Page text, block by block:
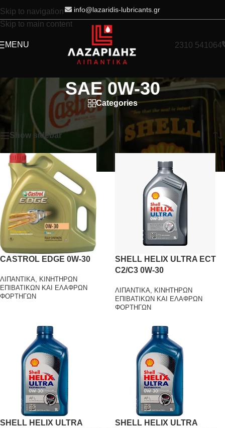
Skip to navigation
Skip to main content
info@lazaridis-lubricants.gr
MENU 2310 541064
SAE 0W-30
Categories
Home
Product ΙΞΩΔΕΣ/SAE 0W-30 Showing all 4 results
Show sidebar
CASTROL EDGE 0W-30
ΛΙΠΑΝΤΙΚΑ, ΚΙΝΗΤΗΡΩΝ
ΕΠΙΒΑΤΙΚΩΝ ΚΑΙ ΕΛΑΦΡΩΝ
ΦΟΡΤΗΓΩΝ
SHELL HELIX ULTRA ECT
C2/C3 0W-30
ΛΙΠΑΝΤΙΚΑ, ΚΙΝΗΤΗΡΩΝ
ΕΠΙΒΑΤΙΚΩΝ ΚΑΙ ΕΛΑΦΡΩΝ
ΦΟΡΤΗΓΩΝ
SHELL HELIX ULTRA
SHELL HELIX ULTRA